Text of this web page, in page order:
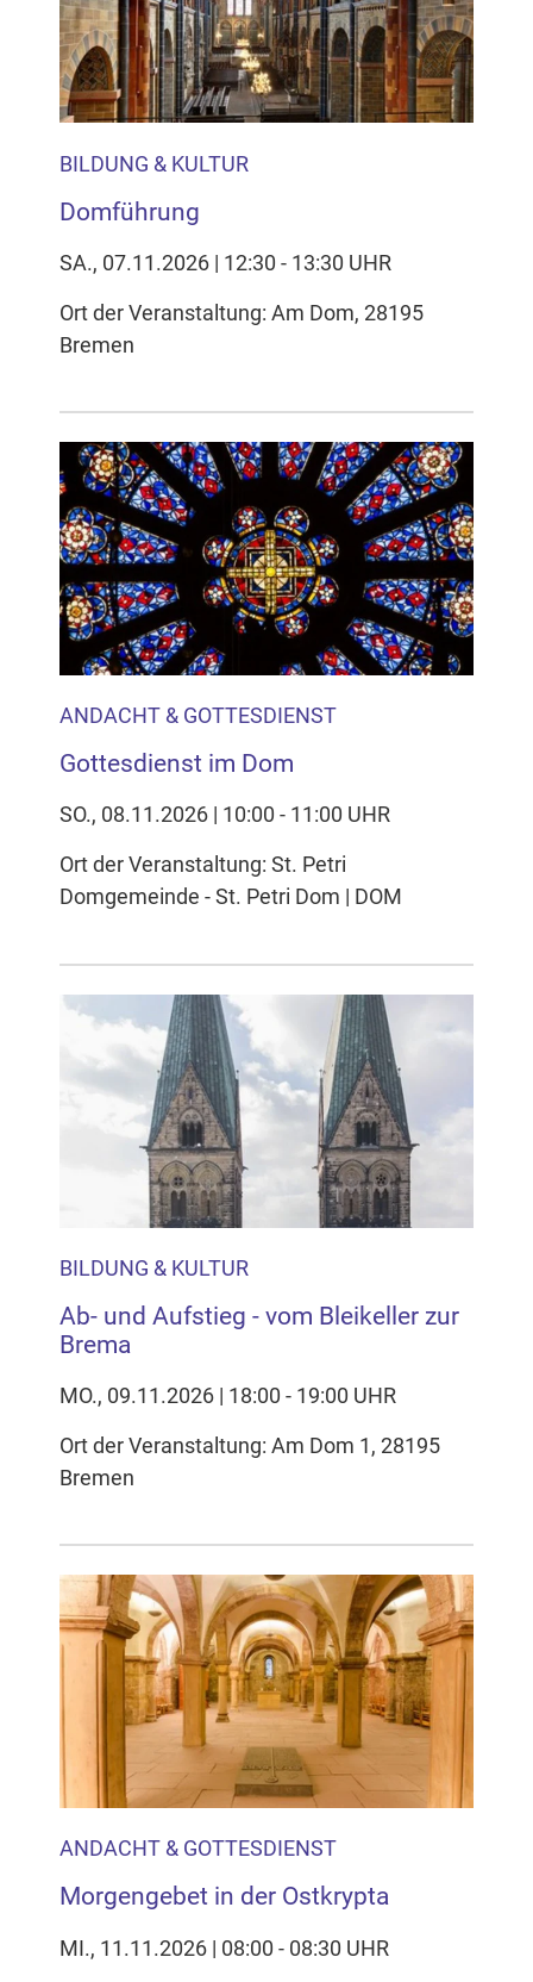
BILDUNG & KULTUR
Domführung
SA., 07.11.2026 | 12:30 - 13:30 UHR
Ort der Veranstaltung: Am Dom, 28195
Bremen
ANDACHT & GOTTESDIENST
Gottesdienst im Dom
SO., 08.11.2026 | 10:00 - 11:00 UHR
Ort der Veranstaltung: St. Petri
Domgemeinde - St. Petri Dom | DOM
BILDUNG & KULTUR
Ab- und Aufstieg - vom Bleikeller zur
Brema
MO., 09.11.2026 | 18:00 - 19:00 UHR
Ort der Veranstaltung: Am Dom 1, 28195
Bremen
ANDACHT & GOTTESDIENST
Morgengebet in der Ostkrypta
MI., 11.11.2026 | 08:00 - 08:30 UHR